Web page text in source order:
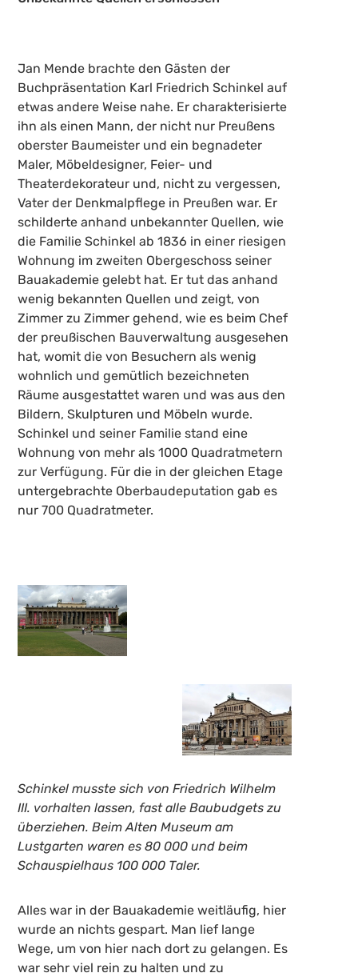
Jan Mende brachte den Gästen der
Buchpräsentation Karl Friedrich Schinkel auf
etwas andere Weise nahe. Er charakterisierte
ihn als einen Mann, der nicht nur Preußens
oberster Baumeister und ein begnadeter
Maler, Möbeldesigner, Feier- und
Theaterdekorateur und, nicht zu vergessen,
Vater der Denkmalpflege in Preußen war. Er
schilderte anhand unbekannter Quellen, wie
die Familie Schinkel ab 1836 in einer riesigen
Wohnung im zweiten Obergeschoss seiner
Bauakademie gelebt hat. Er tut das anhand
wenig bekannten Quellen und zeigt, von
Zimmer zu Zimmer gehend, wie es beim Chef
der preußischen Bauverwaltung ausgesehen
hat, womit die von Besuchern als wenig
wohnlich und gemütlich bezeichneten
Räume ausgestattet waren und was aus den
Bildern, Skulpturen und Möbeln wurde.
Schinkel und seiner Familie stand eine
Wohnung von mehr als 1000 Quadratmetern
zur Verfügung. Für die in der gleichen Etage
untergebrachte Oberbaudeputation gab es
nur 700 Quadratmeter.
Schinkel musste sich von Friedrich Wilhelm
III. vorhalten lassen, fast alle Baubudgets zu
überziehen. Beim Alten Museum am
Lustgarten waren es 80 000 und beim
Schauspielhaus 100 000 Taler.
Alles war in der Bauakademie weitläufig, hier
wurde an nichts gespart. Man lief lange
Wege, um von hier nach dort zu gelangen. Es
war sehr viel rein zu halten und zu